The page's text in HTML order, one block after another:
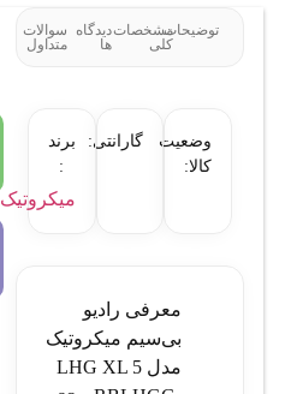
توضیحاتمشخصات
کلی
دیدگاه
ها
سوالات
متداول
وضعیت
کالا:
گارانتی:
برند
:
میکروتیک
معرفی رادیو
بی‌سیم میکروتیک
مدل LHG XL 5